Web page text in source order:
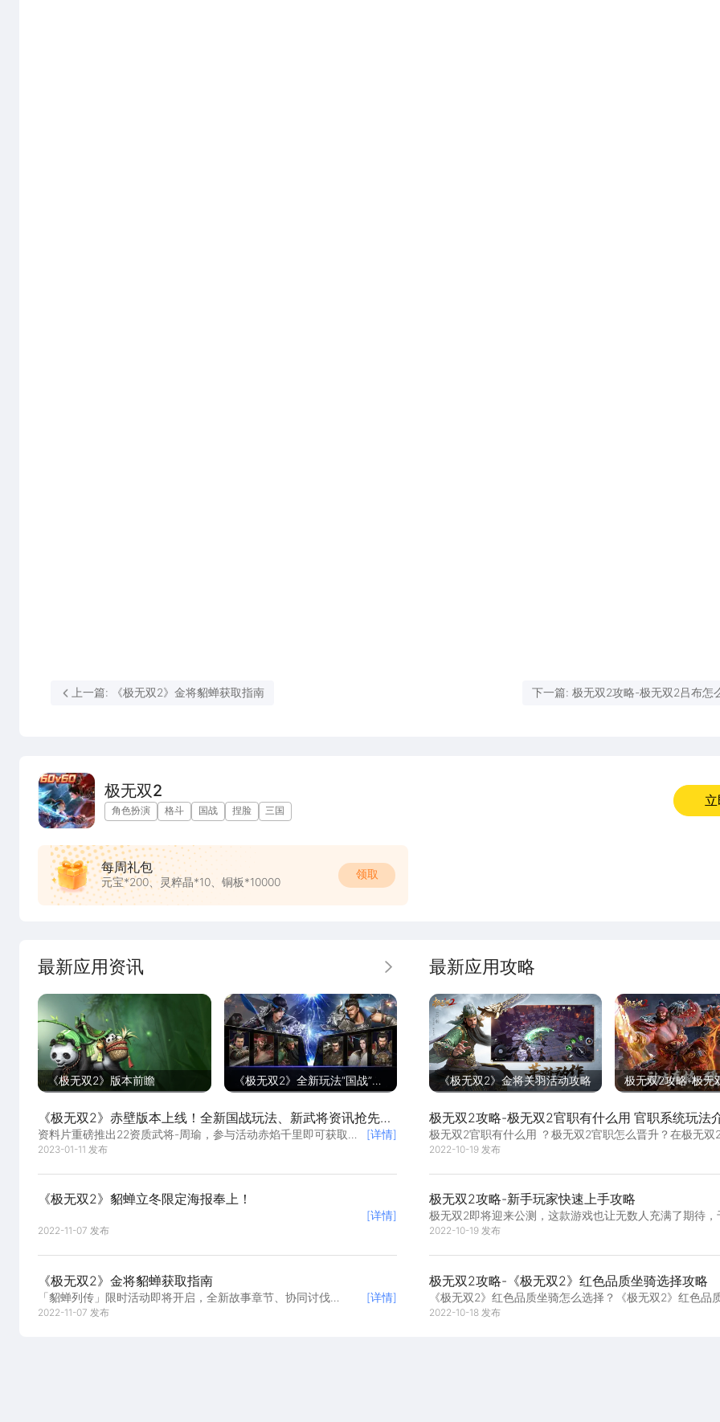
上一篇: 《极无双2》金将貂蝉获取指南
下一篇: 极无双2攻略-极无双2吕布怎
极无双2
角色扮演 格斗 国战 捏脸 三国
每周礼包
元宝*200、灵粹晶*10、铜板*10000
领取
最新应用资讯 更多
《极无双2》版本前瞻
《极无双2》全新玩法“国战”即
《极无双2》赤壁版本上线！全新国战玩法、新武将资讯抢先
看！
资料片重磅推出22资质武将-周瑜，参与活动赤焰千里即可获取！
天下四分，国战将启，群雄逐鹿，谁能问鼎江山！主线剧情更新，
[详情]
2023-01-11 发布
《极无双2》貂蝉立冬限定海报奉上！
[详情]
2022-11-07 发布
《极无双2》金将貂蝉获取指南
「貂蝉列传」限时活动即将开启，全新故事章节、协同讨伐
BOSS、兑换商店等精彩活动11月7日5:00上线！
[详情]
2022-11-07 发布
最新应用攻略
《极无双2》金将关羽活动攻略
极无双2攻略-极无
极无双2攻略-极无双2官职有什么用 官职系统玩法
极无双2官职有什么用 ？极无双2官职怎么晋升？在极无双
拥有官职系统，虽然知道有这个系统，但是大部分的小伙
看看。
2022-10-19 发布
极无双2攻略-新手玩家快速上手攻略
极无双2即将迎来公测，这款游戏也让无数人充满了期待，
多小伙伴都在做着上手的准备，小编在这里给大家整理了
2022-10-19 发布
极无双2攻略-《极无双2》红色品质坐骑选择攻略
《极无双2》红色品质坐骑怎么选择？《极无双2》红色品
合哪个武将骑乘？极无双2中坐骑品质有三类，金色品质，
2022-10-18 发布